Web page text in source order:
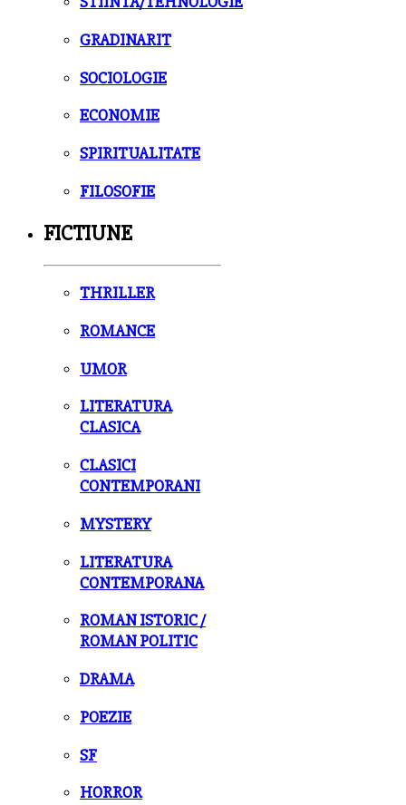
GRADINARIT
SOCIOLOGIE
ECONOMIE
SPIRITUALITATE
FILOSOFIE
FICTIUNE
THRILLER
ROMANCE
UMOR
LITERATURA
CLASICA
CLASICI
CONTEMPORANI
MYSTERY
LITERATURA
CONTEMPORANA
ROMAN ISTORIC /
ROMAN POLITIC
DRAMA
POEZIE
SF
HORROR